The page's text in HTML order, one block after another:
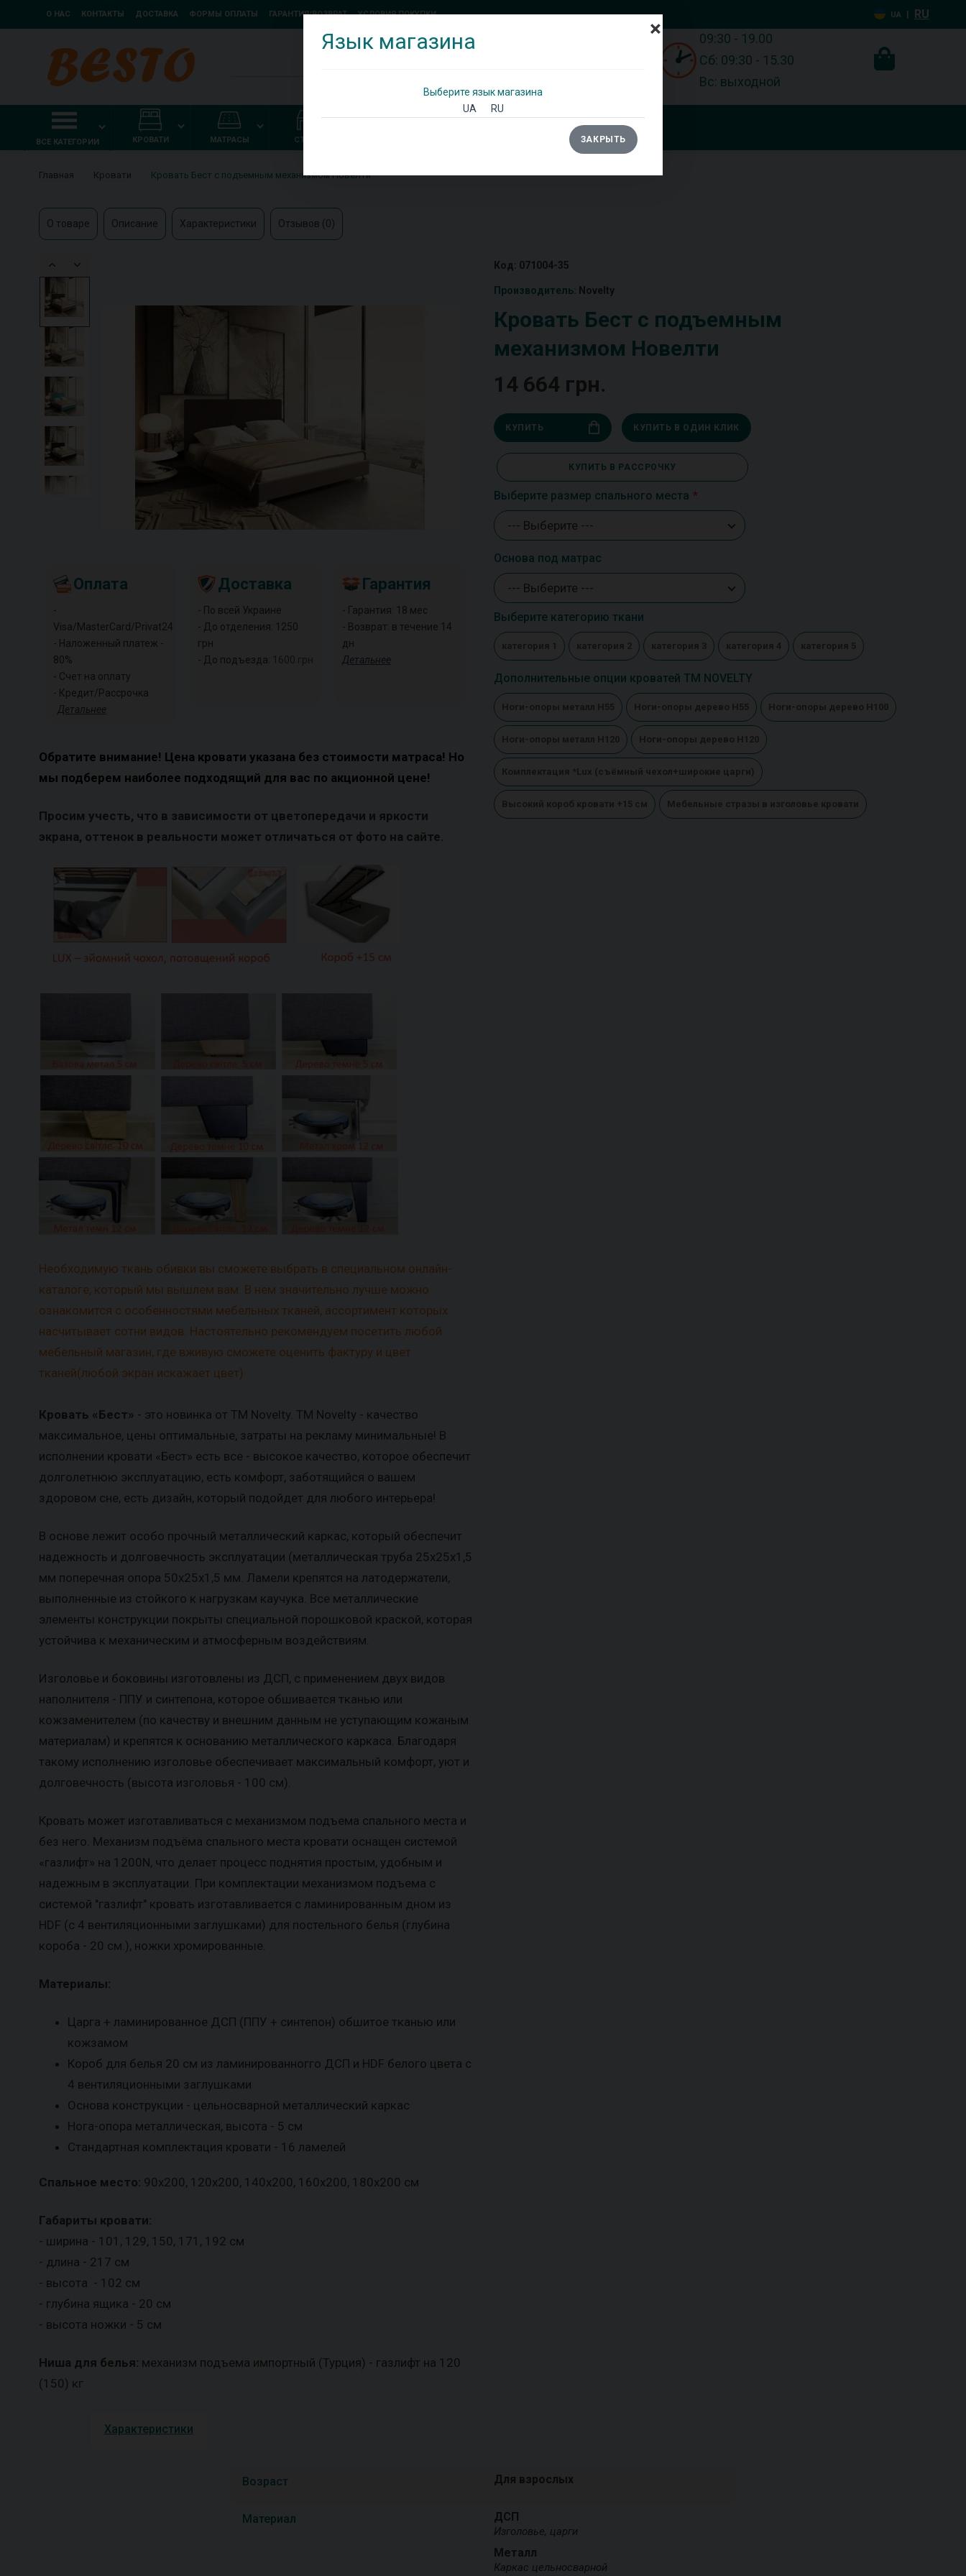
О НАС КОНТАКТЫ ДОСТАВКА ФОРМЫ ОПЛАТЫ ГАРАНТИЯ/ВОЗВРАТ УСЛОВИЯ ПОКУПКИ UA | RU
09:30 - 19.00
Сб: 09:30 - 15.30
Вс: выходной
ВСЕ КАТЕГОРИИ КРОВАТИ МАТРАСЫ СТОЛЫ ТУМБЫ/КОМОДЫ
Главная Кровати Кровать Бест с подъемным механизмом Новелти
×
Язык магазина
Выберите язык магазина
UA
RU
ЗАКРЫТЬ
О товаре Описание Характеристики Отзывов (0)
Оплата
-
Visa/MasterCard/Privat24
- Наложенный платеж -
80%
- Счет на оплату
- Кредит/Рассрочка
Детальнее
Доставка
- По всей Украине
- До отделения: 1250
грн
- До подъезда: 1600 грн
Гарантия
- Гарантия: 18 мес
- Возврат: в течение 14
дн
Детальнее
Обратите внимание! Цена кровати указана без стоимости матраса! Но
мы подберем наиболее подходящий для вас по акционной цене!
Просим учесть, что в зависимости от цветопередачи и яркости
экрана, оттенок в реальности может отличаться от фото на сайте.
Необходимую ткань обивки вы сможете выбрать в специальном онлайн-
каталоге, который мы вышлем вам. В нем значительно лучше можно
ознакомится с особенностями мебельных тканей, ассортимент которых
насчитывает сотни видов. Настоятельно рекомендуем посетить любой
мебельный магазин, где вживую сможете оценить фактуру и цвет
тканей(любой экран искажает цвет)
Кровать «Бест» - это новинка от ТМ Novelty. ТМ Novelty - качество
максимальное, цены оптимальные, затраты на рекламу минимальные! В
исполнении кровати «Бест» есть все - высокое качество, которое обеспечит
долголетнюю эксплуатацию, есть комфорт, заботящийся о вашем
здоровом сне, есть дизайн, который подойдет для любого интерьера!
В основе лежит особо прочный металлический каркас, который обеспечит
надежность и долговечность эксплуатации (металлическая труба 25x25x1,5
мм поперечная опора 50x25x1,5 мм. Ламели крепятся на латодержатели,
выполненные из стойкого к нагрузкам каучука. Все металлические
элементы конструкции покрыты специальной порошковой краской, которая
устойчива к механическим и атмосферным воздействиям.
Изголовье и боковины изготовлены из ДСП, с применением двух видов
наполнителя - ППУ и синтепона, которое обшивается тканью или
кожзаменителем (по качеству и внешним данным не уступающим кожаным
материалам) и крепятся к основанию металлического каркаса. Благодаря
такому исполнению изголовье обеспечивает максимальный комфорт, уют и
долговечность (высота изголовья - 100 см).
Кровать может изготавливаться с механизмом подъема спального места и
без него. Механизм подъёма спального места кровати оснащен системой
«газлифт» на 1200N, что делает процесс поднятия простым, удобным и
надежным в эксплуатации. При комплектации механизмом подъема с
системой "газлифт" кровать изготавливается с ламинированным дном из
HDF (с 4 вентиляционными заглушками) для постельного белья (глубина
короба - 20 см.), ножки хромированные.
Материалы:
Царга + ламинированное ДСП (ППУ + синтепон) обшитое тканью или
кожзамом
Короб для белья 20 см из ламинированногго ДСП и HDF белого цвета с
4 вентиляционными заглушками
Основа конструкции - цельносварной металлический каркас
Нога-опора металлическая, высота - 5 см
Стандартная комплектация кровати - 16 ламелей
Спальное место: 90х200, 120х200, 140х200, 160х200, 180х200 см
Габариты кровати:
- ширина - 101, 129, 150, 171, 192 см
- длина - 217 см
- высота - 102 см
- глубина ящика - 20 см
- высота ножки - 5 см
Ниша для белья: механизм подъема импортный (Турция) - газлифт на 120
(150) кг
Код: 071004-35
Производитель: Novelty
Кровать Бест с подъемным
механизмом Новелти
14 664 грн.
КУПИТЬ КУПИТЬ В ОДИН КЛИК
КУПИТЬ В РАССРОЧКУ
Выберите размер спального места
--- Выберите ---
Основа под матрас
--- Выберите ---
Выберите категорию ткани
категория 1 категория 2 категория 3 категория 4 категория 5
Дополнительные опции кроватей ТМ NOVELTY
Ноги-опоры металл Н55 Ноги-опоры дерево Н55 Ноги-опоры дерево Н100
Ноги-опоры металл Н120 Ноги-опоры дерево Н120
Комплектация *Lux (съёмный чехол+широкие царги)
Высокий короб кровати +15 см Мебельные стразы в изголовье кровати
Характеристики
Возраст Для взрослых
Материал ДСП
Изголовье, царги
Металл
Каркас цельносварной